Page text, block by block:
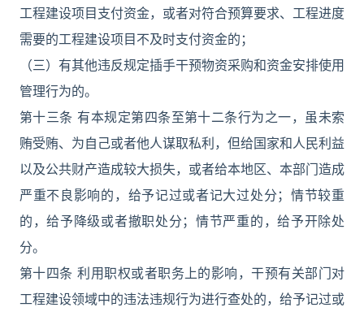
工程建设项目支付资金，或者对符合预算要求、工程进度
需要的工程建设项目不及时支付资金的；
（三）有其他违反规定插手干预物资采购和资金安排使用
管理行为的。
第十三条 有本规定第四条至第十二条行为之一，虽未索
贿受贿、为自己或者他人谋取私利，但给国家和人民利益
以及公共财产造成较大损失，或者给本地区、本部门造成
严重不良影响的，给予记过或者记大过处分；情节较重
的，给予降级或者撤职处分；情节严重的，给予开除处
分。
第十四条 利用职权或者职务上的影响，干预有关部门对
工程建设领域中的违法违规行为进行查处的，给予记过或